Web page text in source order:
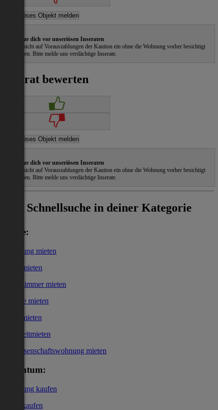
Schütze dich vor unseriösen Inseraten
Gehe nicht auf Vorauszahlungen der Kaution ein ohne die Wohnung vorher besichtigt
zu haben. Bitte melde uns verdächtige Inserate.
Inserat bewerten
Schütze dich vor unseriösen Inseraten
Gehe nicht auf Vorauszahlungen der Kaution ein ohne die Wohnung vorher besichtigt
zu haben. Bitte melde uns verdächtige Inserate.
Schnellsuche in deiner Kategorie
Miete:
Wohnung mieten
Haus mieten
WG-Zimmer mieten
Garage mieten
Büro mieten
Kurzzeitmieten
Genossenschaftswohnung mieten
Eigentum:
Wohnung kaufen
Haus kaufen